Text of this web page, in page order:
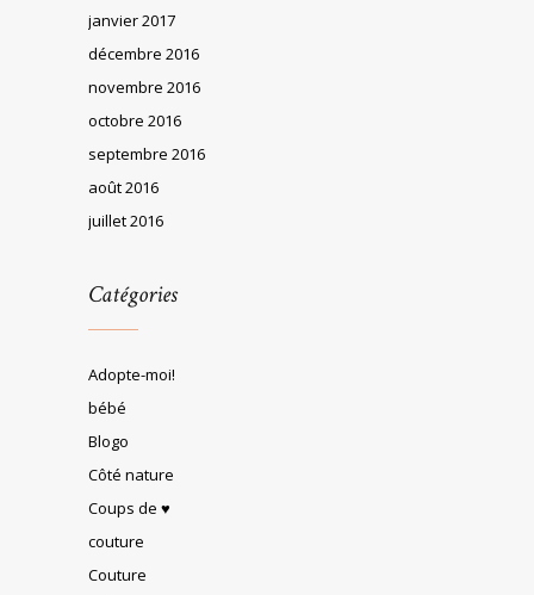
janvier 2017
décembre 2016
novembre 2016
octobre 2016
septembre 2016
août 2016
juillet 2016
Catégories
Adopte-moi!
bébé
Blogo
Côté nature
Coups de ♥
couture
Couture